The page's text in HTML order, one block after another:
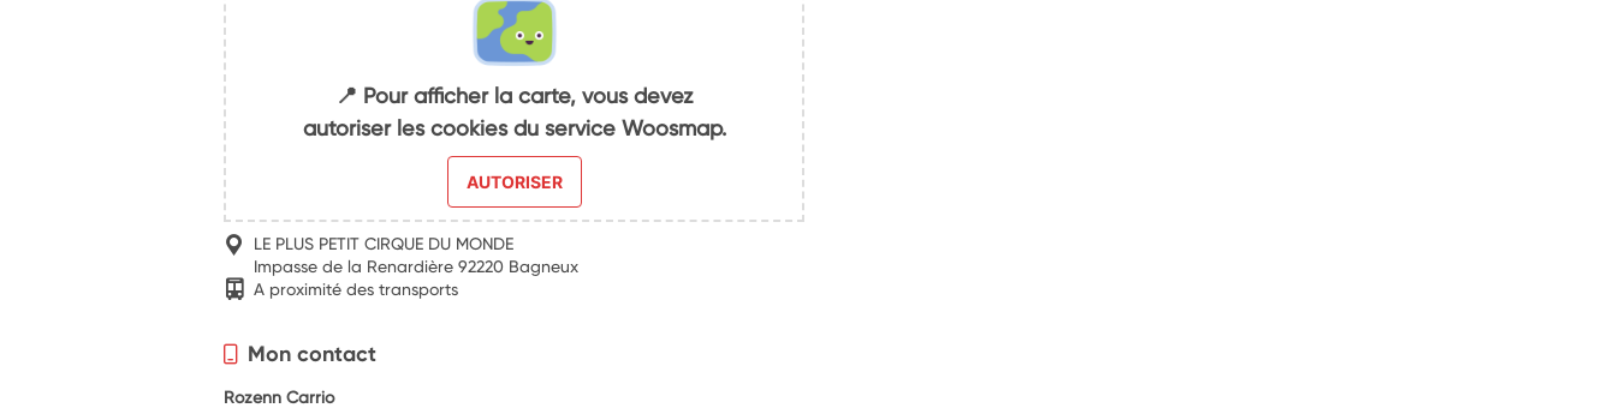
📍 Pour afficher la carte, vous devez
autoriser les cookies du service Woosmap.
AUTORISER
LE PLUS PETIT CIRQUE DU MONDE
Impasse de la Renardière 92220 Bagneux
A proximité des transports
Mon contact
Rozenn Carrio